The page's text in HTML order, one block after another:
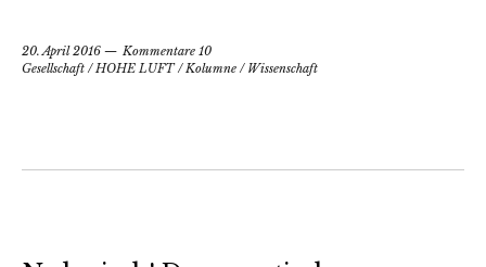
20. April 2016
Kommentare 10
Gesellschaft /HOHE LUFT/Kolumne / Wissenschaft